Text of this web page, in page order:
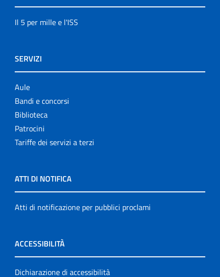
Il 5 per mille e l'ISS
SERVIZI
Aule
Bandi e concorsi
Biblioteca
Patrocini
Tariffe dei servizi a terzi
ATTI DI NOTIFICA
Atti di notificazione per pubblici proclami
ACCESSIBILITÀ
Dichiarazione di accessibilità